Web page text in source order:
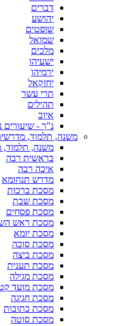
דברים
יהושע
שופטים
שמואל
מלכים
ישעיהו
ירמיהו
יחזקאל
תרי עשר
תהילים
איוב
נ"ך - שיעורים
משנה, תלמוד,
משנה, תלמוד,
בראשית רבה
איכה רבה
מדרש תנחומא
מסכת ברכות
מסכת שבת
מסכת פסחים
מסכת ראש
מסכת יומא
מסכת סוכה
מסכת ביצה
מסכת תענית
מסכת מגילה
מסכת מועד
מסכת חגיגה
מסכת כתובות
מסכת סוטה